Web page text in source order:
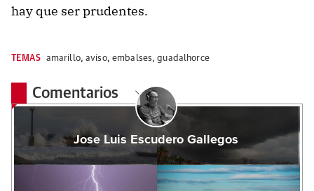
hay que ser prudentes.
TEMAS amarillo,aviso,embalses,guadalhorce
Comentarios
Jose Luis Escudero Gallegos